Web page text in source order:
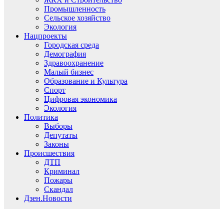
Промышленность
Сельское хозяйство
Экология
Нацпроекты
Городская среда
Демография
Здравоохранение
Малый бизнес
Образование и Культура
Спорт
Цифровая экономика
Экология
Политика
Выборы
Депутаты
Законы
Происшествия
ДТП
Криминал
Пожары
Скандал
Дзен.Новости